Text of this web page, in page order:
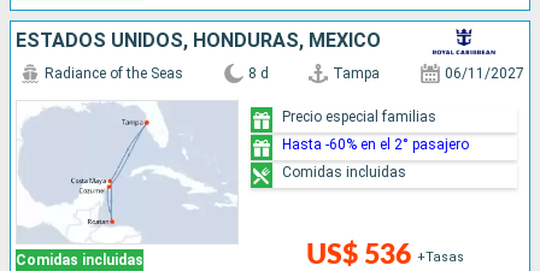
ESTADOS UNIDOS, HONDURAS, MÉXICO
Comidas incluidas
Radiance of the Seas 8 d Tampa 06/11/2027
US$ 536 +Tasas
Precio especial familias
Hasta -60% en el 2° pasajero
Comidas incluidas